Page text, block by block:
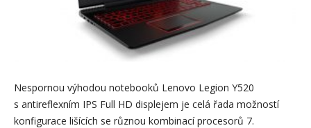
Nespornou výhodou notebooků Lenovo Legion Y520
s antireflexním IPS Full HD displejem je celá řada možností
konfigurace lišících se různou kombinací procesorů 7.